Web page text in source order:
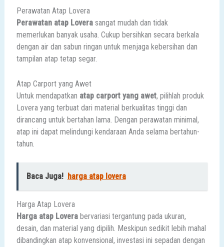
Perawatan Atap Lovera
Perawatan atap Loverasangat mudah dan tidak
memerlukan banyak usaha. Cukup bersihkan secara berkala
dengan air dan sabun ringan untuk menjaga kebersihan dan
tampilan atap tetap segar.
Atap Carport yang Awet
Untuk mendapatkan atap carport yang awet, pilihlah produk
Lovera yang terbuat dari material berkualitas tinggi dan
dirancang untuk bertahan lama. Dengan perawatan minimal,
atap ini dapat melindungi kendaraan Anda selama bertahun-
tahun.
Baca Juga! harga atap lovera
Harga Atap Lovera
Harga atap Loverabervariasi tergantung pada ukuran,
desain, dan material yang dipilih. Meskipun sedikit lebih mahal
dibandingkan atap konvensional, investasi ini sepadan dengan